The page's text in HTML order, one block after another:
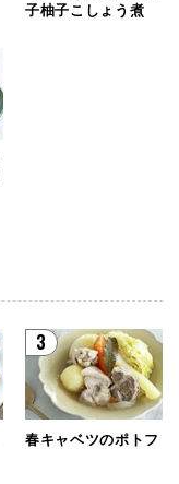
子柚子こしょう煮
3
春キャベツのポトフ